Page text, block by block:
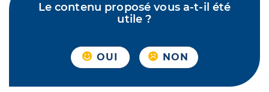
Le contenu proposé vous a-t-il été
utile ?
OUI NON